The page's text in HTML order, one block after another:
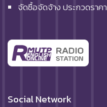
จัดซื้อจัดจ้าง ประกวดราคา
Social Network